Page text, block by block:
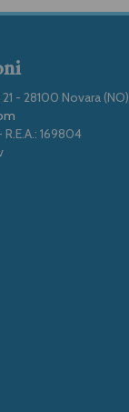
- 28100 Novara (NO)
169804